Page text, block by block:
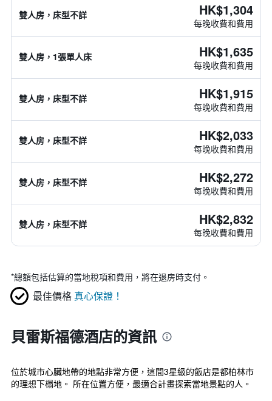
雙人房，床型不詳 HK$1,304
每晚收費和費用
雙人房，1張單人床 HK$1,635
每晚收費和費用
雙人房，床型不詳 HK$1,915
每晚收費和費用
雙人房，床型不詳 HK$2,033
每晚收費和費用
雙人房，床型不詳 HK$2,272
每晚收費和費用
雙人房，床型不詳 HK$2,832
每晚收費和費用
*總額包括估算的當地稅項和費用，將在退房時支付。
最佳價格 真心保證！
貝雷斯福德酒店的資訊
位於城市心臟地帶的地點非常方便，這間3星級的飯店是都柏林市
的理想下榻地。 所在位置方便，最適合計畫探索當地景點的人。